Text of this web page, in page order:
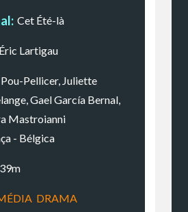
Cet Été-là
Éric Lartigau
Pou-Pellicer, Juliette
Gael García Bernal,
Mastroianni
- Bélgica
DRAMA